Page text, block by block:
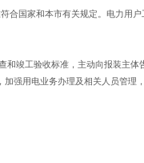
合国家和本市有关规定。电力用户
和竣工验收标准，主动向报装主体
加强用电业务办理及相关人员管理